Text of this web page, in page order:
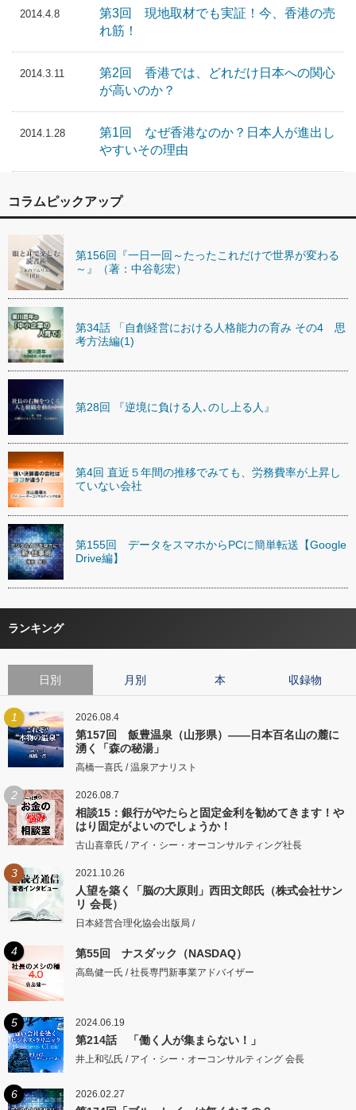
2014.4.8
第3回 現地取材でも実証！今、香港の売
れ筋！
2014.3.11
第2回 香港では、どれだけ日本への関心
が高いのか？
2014.1.28
第1回 なぜ香港なのか？日本人が進出し
やすいその理由
コラムピックアップ
第156回『一日一回～たったこれだけで世界が変わる
～』（著：中谷彰宏）
第34話 「自創経営における人格能力の育み その4 思
考方法編(1)
第28回 『逆境に負ける人､のし上る人』
第4回 直近５年間の推移でみても、労務費率が上昇し
ていない会社
第155回 データをスマホからPCに簡単転送【Google
Drive編】
ランキング
日別 月別 本 収録物
1 2026.08.4
第157回 飯豊温泉（山形県）――日本百名山の麓に
湧く「森の秘湯」
高橋一喜氏 / 温泉アナリスト
2 2026.08.7
相談15：銀行がやたらと固定金利を勧めてきます！や
はり固定がよいのでしょうか！
古山喜章氏 / アイ・シー・オーコンサルティング社長
3 2021.10.26
人望を築く「脳の大原則」西田文郎氏（株式会社サン
リ 会長）
日本経営合理化協会出版局 /
4 第55回 ナスダック（NASDAQ）
高島健一氏 / 社長専門新事業アドバイザー
5 2024.06.19
第214話 「働く人が集まらない！」
井上和弘氏 / アイ・シー・オーコンサルティング 会長
6 2026.02.27